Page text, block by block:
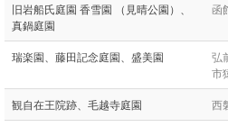
旧岩船氏庭園 香雪園 （見晴公園）、
真鍋庭園
函
瑞楽園、藤田記念庭園、盛美園
弘
市
観自在王院跡、毛越寺庭園 西